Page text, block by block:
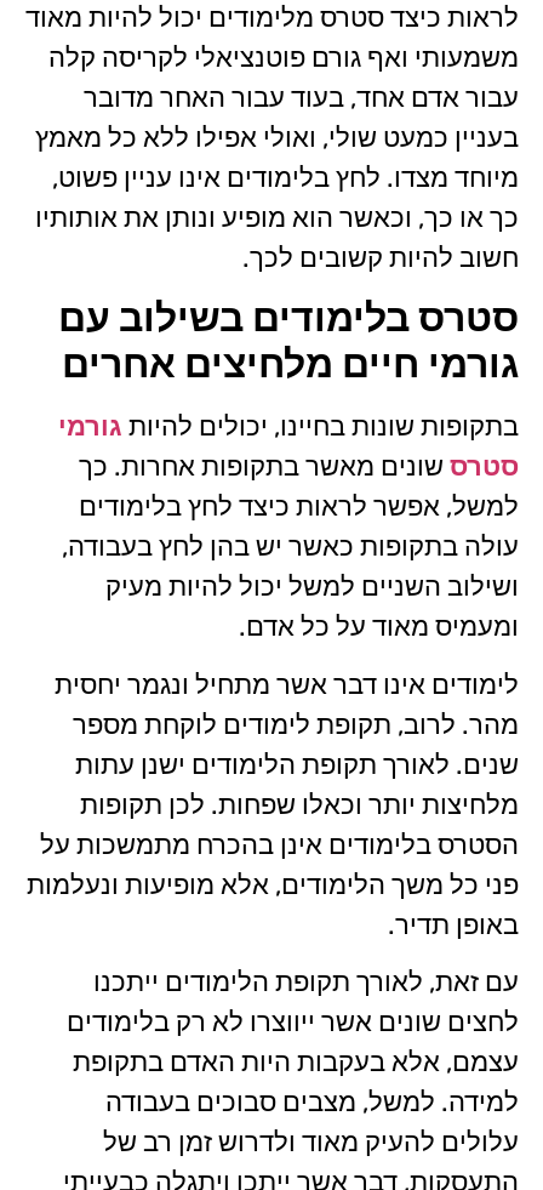
לראות כיצד סטרס מלימודים יכול להיות מאוד
משמעותי ואף גורם פוטנציאלי לקריסה קלה
עבור אדם אחד, בעוד עבור האחר מדובר
בעניין כמעט שולי, ואולי אפילו ללא כל מאמץ
מיוחד מצדו. לחץ בלימודים אינו עניין פשוט,
כך או כך, וכאשר הוא מופיע ונותן את אותותיו
חשוב להיות קשובים לכך.
סטרס בלימודים בשילוב עם
גורמי חיים מלחיצים אחרים
בתקופות שונות בחיינו, יכולים להיות גורמי
סטרס שונים מאשר בתקופות אחרות. כך
למשל, אפשר לראות כיצד לחץ בלימודים
עולה בתקופות כאשר יש בהן לחץ בעבודה,
ושילוב השניים למשל יכול להיות מעיק
ומעמיס מאוד על כל אדם.
לימודים אינו דבר אשר מתחיל ונגמר יחסית
מהר. לרוב, תקופת לימודים לוקחת מספר
שנים. לאורך תקופת הלימודים ישנן עתות
מלחיצות יותר וכאלו שפחות. לכן תקופות
הסטרס בלימודים אינן בהכרח מתמשכות על
פני כל משך הלימודים, אלא מופיעות ונעלמות
באופן תדיר.
עם זאת, לאורך תקופת הלימודים ייתכנו
לחצים שונים אשר ייווצרו לא רק בלימודים
עצמם, אלא בעקבות היות האדם בתקופת
למידה. למשל, מצבים סבוכים בעבודה
עלולים להעיק מאוד ולדרוש זמן רב של
התעסקות, דבר אשר ייתכן ויתגלה כבעייתי